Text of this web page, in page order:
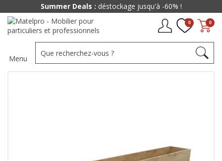
0
0
Menu
Summer Deals : déstockage jusqu'à -60% !